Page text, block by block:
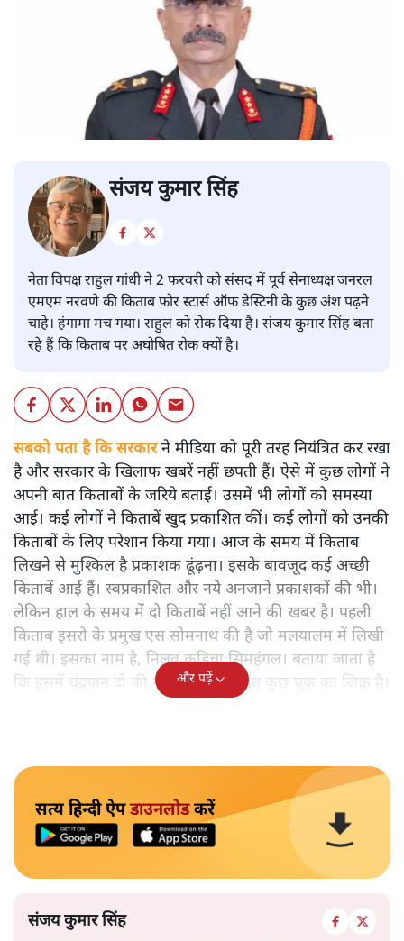
संजय कुमार सिंह
नेता विपक्ष राहुल गांधी ने 2 फरवरी को संसद में पूर्व सेनाध्यक्ष जनरल
एमएम नरवणे की किताब फोर स्टार्स ऑफ डेस्टिनी के कुछ अंश पढ़ने
चाहे। हंगामा मच गया। राहुल को रोक दिया है। संजय कुमार सिंह बता
रहे हैं कि किताब पर अघोषित रोक क्यों है।
सबको पता है कि सरकारने मीडिया को पूरी तरह नियंत्रित कर रखा
है और सरकार के खिलाफ खबरें नहीं छपती हैं। ऐसे में कुछ लोगों ने
अपनी बात किताबों के जरिये बताई। उसमें भी लोगों को समस्या
आई। कई लोगों ने किताबें खुद प्रकाशित कीं। कई लोगों को उनकी
किताबों के लिए परेशान किया गया। आज के समय में किताब
लिखने से मुश्किल है प्रकाशक ढूंढ़ना। इसके बावजूद कई अच्छी
किताबें आई हैं। स्वप्रकाशित और नये अनजाने प्रकाशकों की भी।
लेकिन हाल के समय में दो किताबें नहीं आने की खबर है। पहली
किताब इसरो के प्रमुख एस सोमनाथ की है जो मलयालम में लिखी
गई थी। इसका नाम है, निलवु कुडिचा सिमहंगल। बताया जाता है
कि इसमें चंद्रयान दो की नाकामी से संबंधित कुछ चूक का जिक्र है।
और पढ़ें
सत्य हिन्दी ऐपडाउनलोडकरें
संजय कुमार सिंह